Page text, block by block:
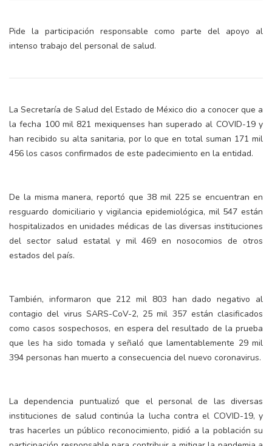
Pide la participación responsable como parte del apoyo al
intenso trabajo del personal de salud.
La Secretaría de Salud del Estado de México dio a conocer que a
la fecha 100 mil 821 mexiquenses han superado al COVID-19 y
han recibido su alta sanitaria, por lo que en total suman 171 mil
456 los casos confirmados de este padecimiento en la entidad.
De la misma manera, reportó que 38 mil 225 se encuentran en
resguardo domiciliario y vigilancia epidemiológica, mil 547 están
hospitalizados en unidades médicas de las diversas instituciones
del sector salud estatal y mil 469 en nosocomios de otros
estados del país.
También, informaron que 212 mil 803 han dado negativo al
contagio del virus SARS-CoV-2, 25 mil 357 están clasificados
como casos sospechosos, en espera del resultado de la prueba
que les ha sido tomada y señaló que lamentablemente 29 mil
394 personas han muerto a consecuencia del nuevo coronavirus.
La dependencia puntualizó que el personal de las diversas
instituciones de salud continúa la lucha contra el COVID-19, y
tras hacerles un público reconocimiento, pidió a la población su